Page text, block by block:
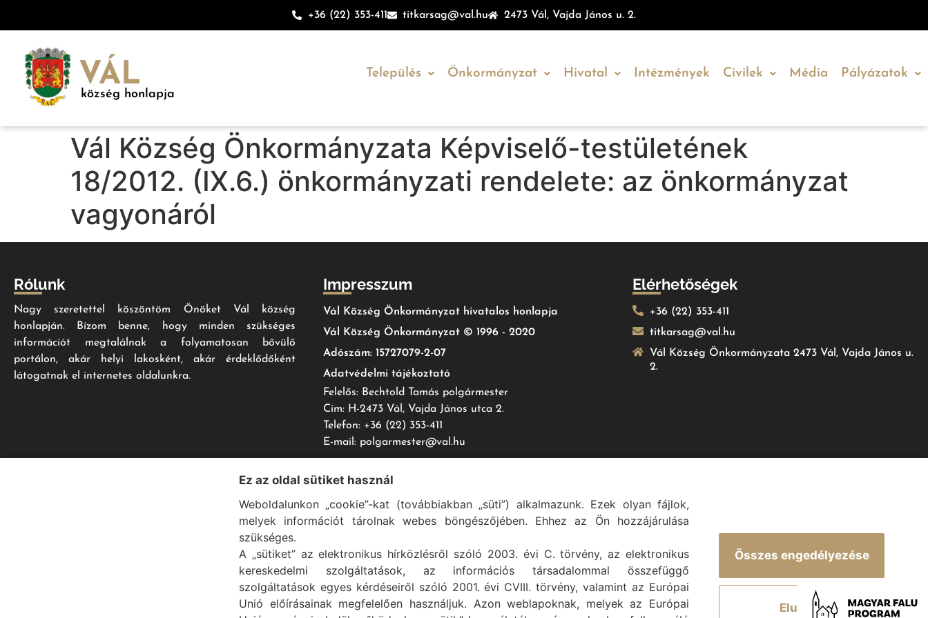
+36 (22) 353-411 titkarsag@val.hu 2473 Vál, Vajda János u. 2.
VÁL
község honlapja
Település Önkormányzat Hivatal Intézmények Civilek Média Pályázatok
Vál Község Önkormányzata Képviselő-testületének
18/2012. (IX.6.) önkormányzati rendelete: az önkormányzat
vagyonáról
Rólunk
Nagy szeretettel köszöntöm Önöket Vál község
honlapján. Bízom benne, hogy minden szükséges
információt megtalálnak a folyamatosan bővülő
portálon, akár helyi lakosként, akár érdeklődőként
látogatnak el internetes oldalunkra.
Impresszum
Vál Község Önkormányzat hivatalos honlapja
Vál Község Önkormányzat © 1996 - 2020
Adószám: 15727079-2-07
Adatvédelmi tájékoztató
Felelős: Bechtold Tamás polgármester
Cím: H-2473 Vál, Vajda János utca 2.
Telefon: +36 (22) 353-411
E-mail: polgarmester@val.hu
Elérhetőségek
+36 (22) 353-411
titkarsag@val.hu
Vál Község Önkormányzata 2473 Vál, Vajda János u.
2.
Vál Község Önkormányzat 1996-2022 © Minden jog fenntartva.
Ez az oldal sütiket használ
Weboldalunkon „cookie”-kat (továbbiakban „süti”) alkalmazunk. Ezek olyan fájlok,
melyek információt tárolnak webes böngészőjében. Ehhez az Ön hozzájárulása
szükséges.
A „sütiket” az elektronikus hírközlésről szóló 2003. évi C. törvény, az elektronikus
kereskedelmi szolgáltatások, az információs társadalommal összefüggő
szolgáltatások egyes kérdéseiről szóló 2001. évi CVIII. törvény, valamint az Európai
Unió előírásainak megfelelően használjuk. Azon weblapoknak, melyek az Európai
Összes engedélyezése
Elutasít